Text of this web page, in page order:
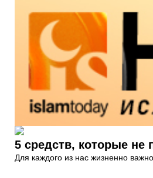
5 средств, которые
Для каждого из нас жизненно